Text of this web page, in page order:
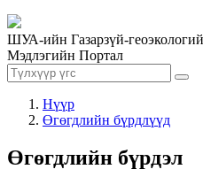
ШУА-ийн Газарзүй-
Мэдлэгийн Портал
Нүүр
Өгөгдлийн бүрдлүүд
Өгөгдлийн бүрдэл